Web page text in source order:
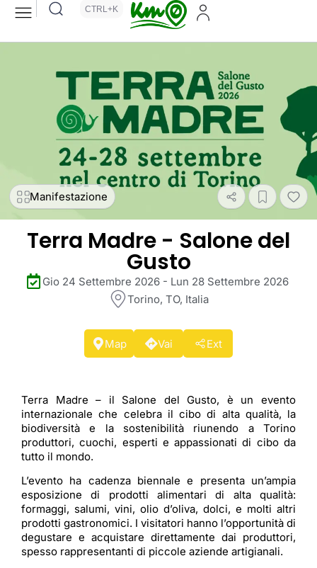
CTRL+K
Manifestazione
Terra Madre - Salone del
Gusto
Gio 24 Settembre 2026 - Lun 28 Settembre 2026
Torino, TO, Italia
Map Vai Ext
Terra Madre – il Salone del Gusto, è un evento
internazionale che celebra il cibo di alta qualità, la
biodiversità e la sostenibilità riunendo a Torino
produttori, cuochi, esperti e appassionati di cibo da
tutto il mondo.
L’evento ha cadenza biennale e presenta un’ampia
esposizione di prodotti alimentari di alta qualità:
formaggi, salumi, vini, olio d’oliva, dolci, e molti altri
prodotti gastronomici. I visitatori hanno l’opportunità di
degustare e acquistare direttamente dai produttori,
spesso rappresentanti di piccole aziende artigianali.